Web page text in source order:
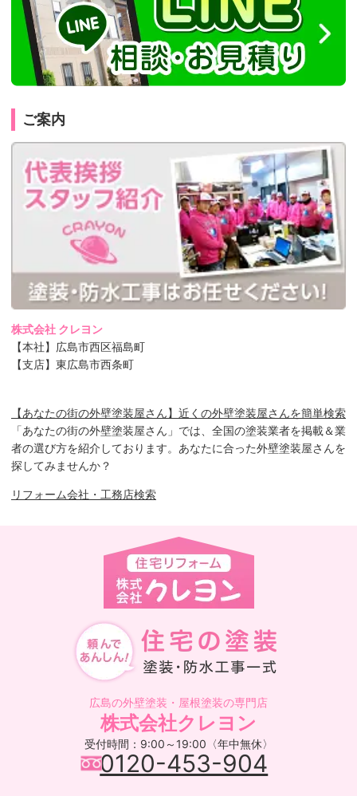
ご案内
株式会社 クレヨン
【本社】広島市西区福島町
【支店】東広島市西条町
【あなたの街の外壁塗装屋さん】近くの外壁塗装屋さんを簡単検索
「あなたの街の外壁塗装屋さん」では、全国の塗装業者を掲載＆業
者の選び方を紹介しております。あなたに合った外壁塗装屋さんを
探してみませんか？
リフォーム会社・工務店検索
広島の外壁塗装・屋根塗装の専門店
株式会社クレヨン
受付時間：9:00～19:00〈年中無休〉
0120-453-904